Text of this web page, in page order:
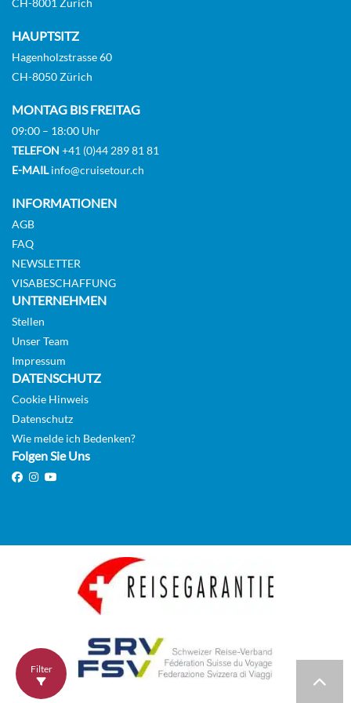
Aussenkabine
MAIN DECK 2 SEPARABLE BEDS CAT
C-[C_GLS_PP]
Aussenkabine
MAIN DECK 1 SINGLE BED CAT C-
[C_SGL_PP]
Aussenkabine
Filter
HAUPTSITZ
Hagenholzstrasse 60
CH-8050 Zürich
MONTAG BIS FREITAG
09:00 – 18:00 Uhr
TELEFON +41 (0)44 289 81 81
E-MAILinfo@cruisetour.ch
INFORMATIONEN
AGB
FAQ
NEWSLETTER
VISABESCHAFFUNG
UNTERNEHMEN
Stellen
Unser Team
Impressum
DATENSCHUTZ
Cookie Hinweis
Datenschutz
Wie melde ich Bedenken?
Folgen Sie Uns